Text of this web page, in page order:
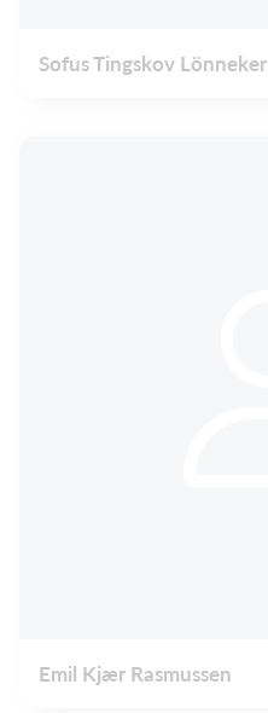
Sofus Tingskov Lönneker
Emil Kjær Rasmussen